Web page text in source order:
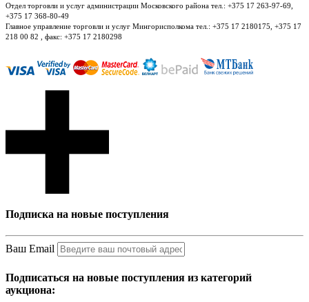
Отдел торговли и услуг администрации Московского района тел.: +375 17 263-97-69,
+375 17 368-80-49
Главное управление торговли и услуг Мингорисполкома тел.: +375 17 2180175, +375 17
218 00 82 , факс: +375 17 2180298
Подписка на новые поступления
Ваш Email
Подписаться на новые поступления из категорий
аукциона: